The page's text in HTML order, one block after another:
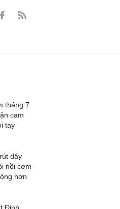
tháng 7
cam
tay
dây
nồi cơm
hơn